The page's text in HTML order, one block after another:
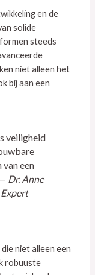
en de
solide
steeds
niet alleen het
bij aan een
veiligheid
een
Dr. Anne
niet alleen een
robuuste